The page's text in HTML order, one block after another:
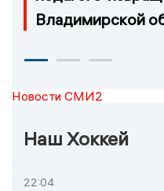
Владимирской
Новости СМИ2
Наш Хоккей
22:04